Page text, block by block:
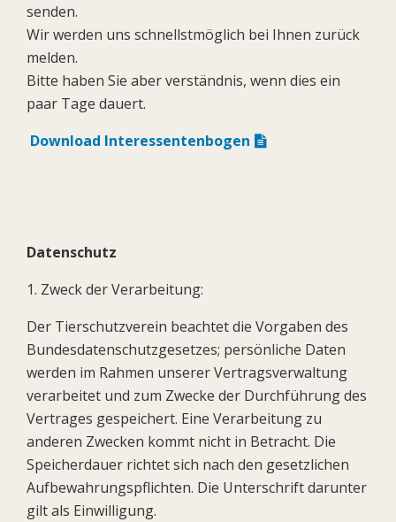
senden.
Wir werden uns schnellstmöglich bei Ihnen zurück
melden.
Bitte haben Sie aber verständnis, wenn dies ein
paar Tage dauert.
Download Interessentenbogen
Datenschutz
1. Zweck der Verarbeitung:
Der Tierschutzverein beachtet die Vorgaben des
Bundesdatenschutzgesetzes; persönliche Daten
werden im Rahmen unserer Vertragsverwaltung
verarbeitet und zum Zwecke der Durchführung des
Vertrages gespeichert. Eine Verarbeitung zu
anderen Zwecken kommt nicht in Betracht. Die
Speicherdauer richtet sich nach den gesetzlichen
Aufbewahrungspflichten. Die Unterschrift darunter
gilt als Einwilligung.